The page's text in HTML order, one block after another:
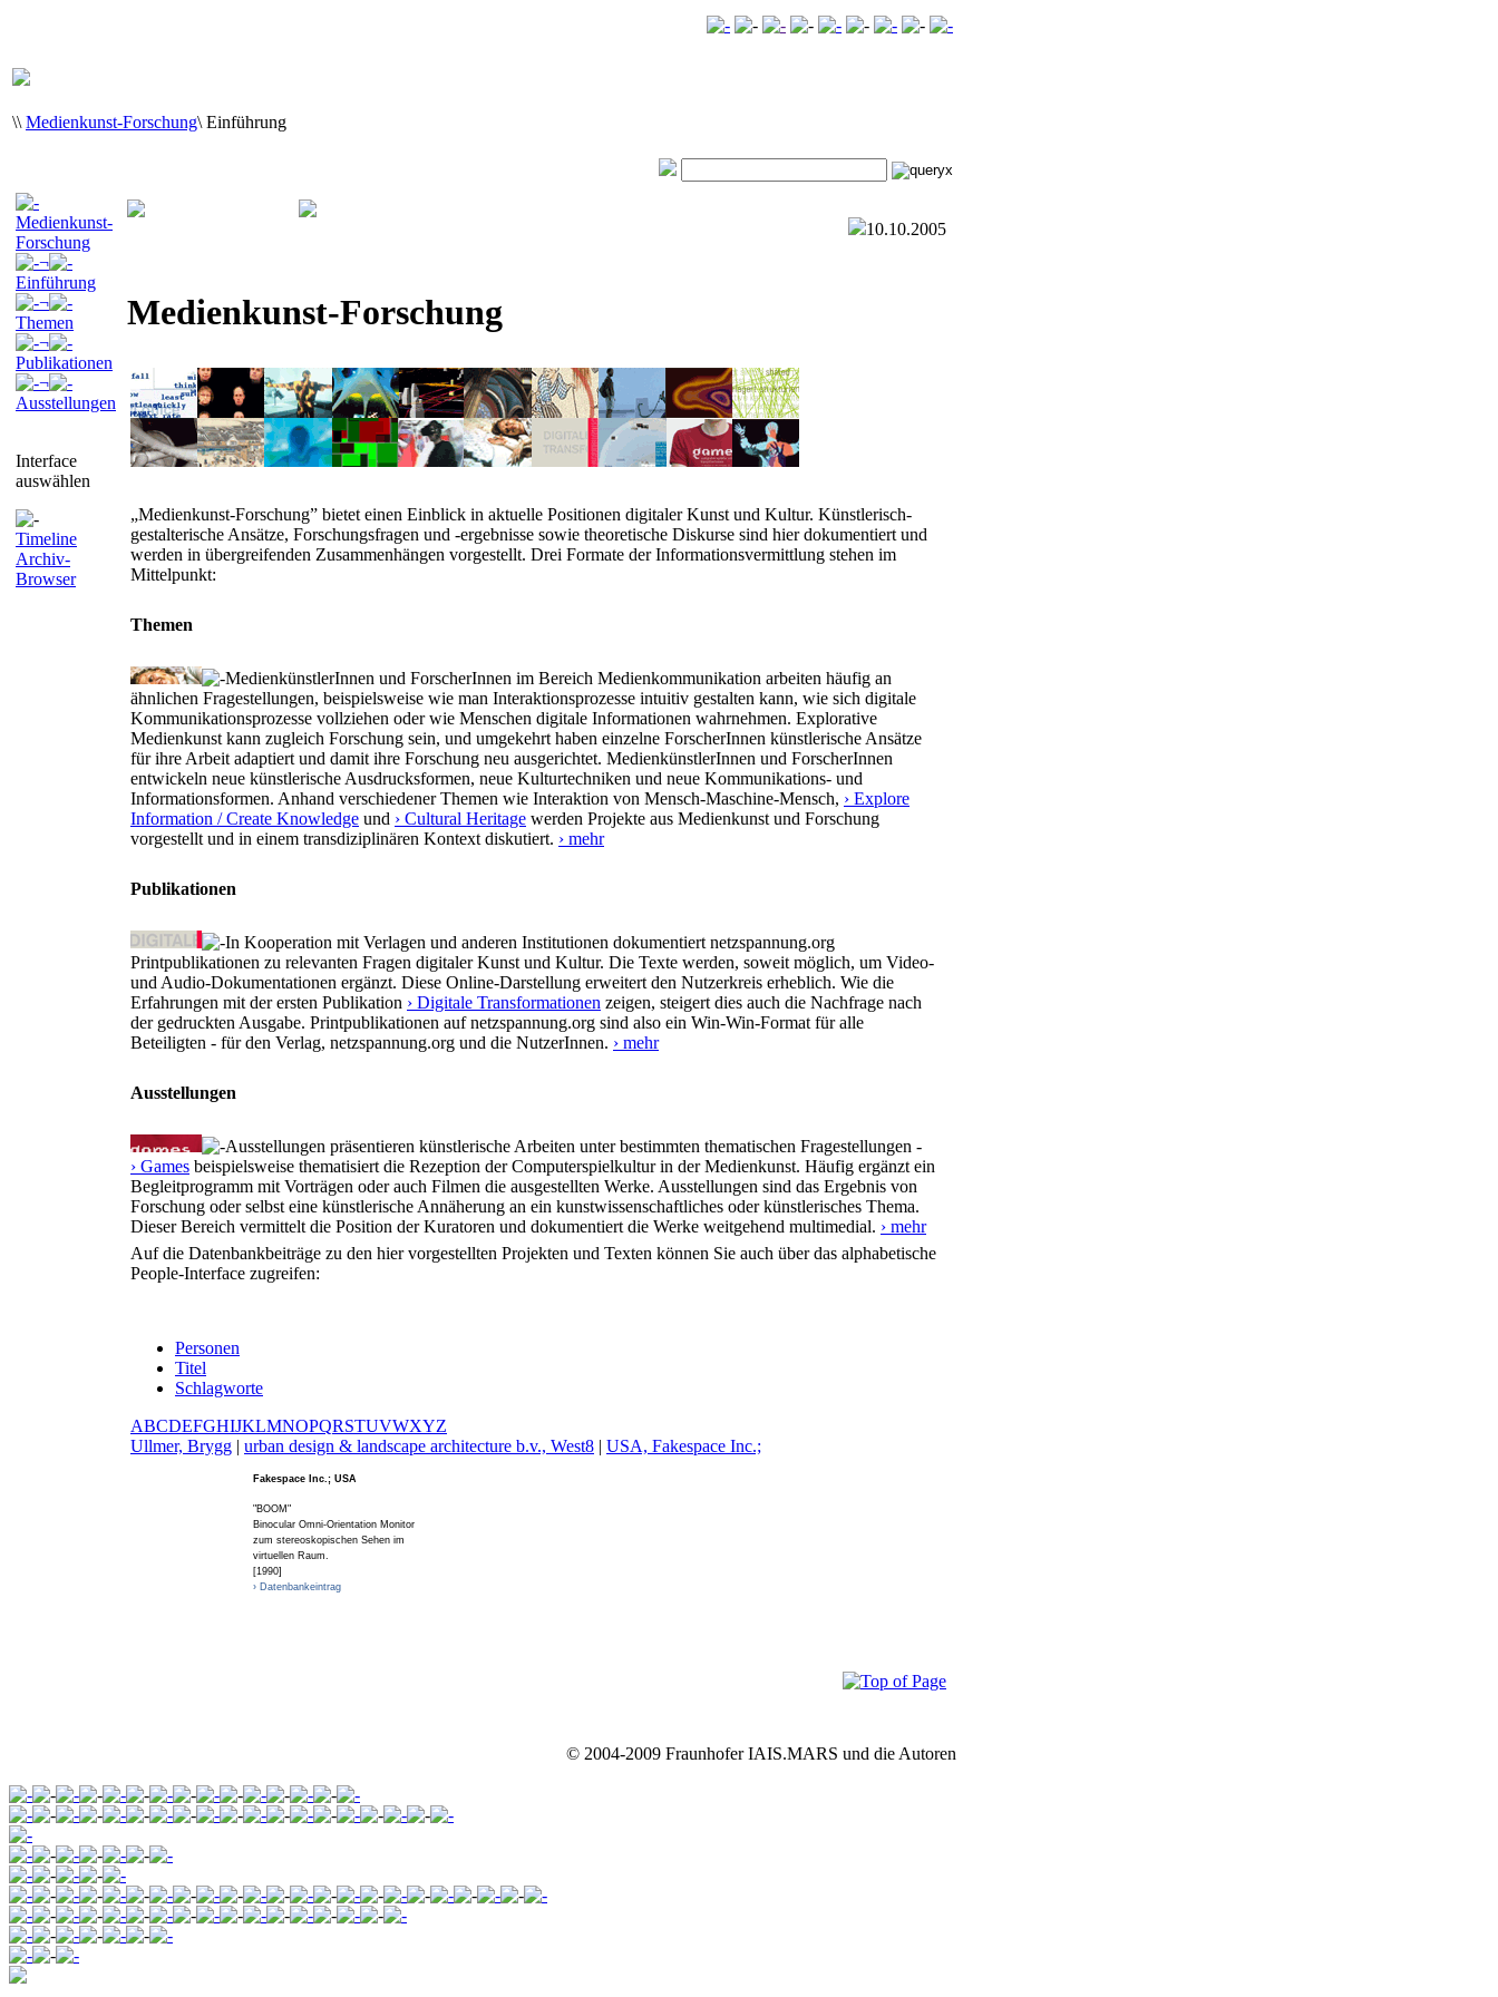
\\ Medienkunst-Forschung\ Einführung
Medienkunst-
Forschung
¬
Einführung
¬
Themen
¬
Publikationen
¬
Ausstellungen
Interface
auswählen
Timeline
Archiv-
Browser
10.10.2005
Medienkunst-Forschung
„Medienkunst-Forschung” bietet einen Einblick in aktuelle Positionen digitaler Kunst und Kultur. Künstlerisch-
gestalterische Ansätze, Forschungsfragen und -ergebnisse sowie theoretische Diskurse sind hier dokumentiert und
werden in übergreifenden Zusammenhängen vorgestellt. Drei Formate der Informationsvermittlung stehen im
Mittelpunkt:
Themen
MedienkünstlerInnen und ForscherInnen im Bereich Medienkommunikation arbeiten häufig an
ähnlichen Fragestellungen, beispielsweise wie man Interaktionsprozesse intuitiv gestalten kann, wie sich digitale
Kommunikationsprozesse vollziehen oder wie Menschen digitale Informationen wahrnehmen. Explorative
Medienkunst kann zugleich Forschung sein, und umgekehrt haben einzelne ForscherInnen künstlerische Ansätze
für ihre Arbeit adaptiert und damit ihre Forschung neu ausgerichtet. MedienkünstlerInnen und ForscherInnen
entwickeln neue künstlerische Ausdrucksformen, neue Kulturtechniken und neue Kommunikations- und
Informationsformen. Anhand verschiedener Themen wie Interaktion von Mensch-Maschine-Mensch, › Explore
Information / Create Knowledge und › Cultural Heritage werden Projekte aus Medienkunst und Forschung
vorgestellt und in einem transdiziplinären Kontext diskutiert. › mehr
Publikationen
In Kooperation mit Verlagen und anderen Institutionen dokumentiert netzspannung.org
Printpublikationen zu relevanten Fragen digitaler Kunst und Kultur. Die Texte werden, soweit möglich, um Video-
und Audio-Dokumentationen ergänzt. Diese Online-Darstellung erweitert den Nutzerkreis erheblich. Wie die
Erfahrungen mit der ersten Publikation › Digitale Transformationen zeigen, steigert dies auch die Nachfrage nach
der gedruckten Ausgabe. Printpublikationen auf netzspannung.org sind also ein Win-Win-Format für alle
Beteiligten - für den Verlag, netzspannung.org und die NutzerInnen. › mehr
Ausstellungen
Ausstellungen präsentieren künstlerische Arbeiten unter bestimmten thematischen Fragestellungen -
› Games beispielsweise thematisiert die Rezeption der Computerspielkultur in der Medienkunst. Häufig ergänzt ein
Begleitprogramm mit Vorträgen oder auch Filmen die ausgestellten Werke. Ausstellungen sind das Ergebnis von
Forschung oder selbst eine künstlerische Annäherung an ein kunstwissenschaftliches oder künstlerisches Thema.
Dieser Bereich vermittelt die Position der Kuratoren und dokumentiert die Werke weitgehend multimedial. › mehr
Auf die Datenbankbeiträge zu den hier vorgestellten Projekten und Texten können Sie auch über das alphabetische
People-Interface zugreifen:
Personen
Titel
Schlagworte
ABCDEFGHIJKLMNOPQRSTUVWXYZ
Ullmer, Brygg | urban design & landscape architecture b.v., West8 | USA, Fakespace Inc.;
© 2004-2009 Fraunhofer IAIS.MARS und die Autoren